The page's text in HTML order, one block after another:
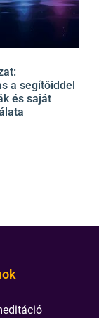
a segítőiddel
és saját